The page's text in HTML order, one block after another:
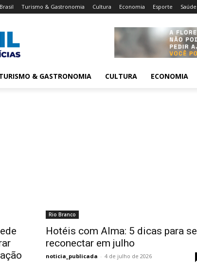
Brasil Turismo & Gastronomia Cultura Economia Esporte Saúde
& GASTRONOMIA CULTURA ECONOMIA
Rio Branco
Hotéis com Alma: 5 dicas para se
reconectar em julho
noticia_publicada - 4 de julho de 2026